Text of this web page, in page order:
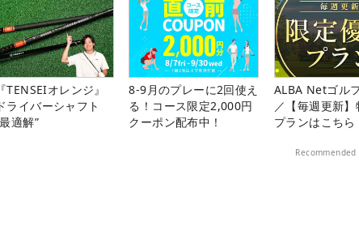
TENSEIオレンジ』
ライバーシャフト
適解”
8-9月のプレーに2回使え
る！コース限定2,000円
クーポン配布中！
ALBA Netゴル
／【毎週更新
プランはこちら
Recommended